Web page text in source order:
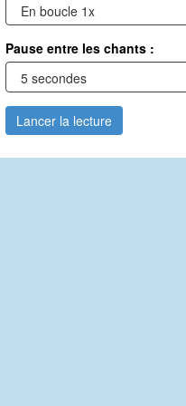
Pause entre les chants :
Lancer la lecture